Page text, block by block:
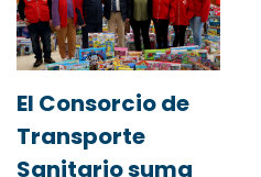
El Consorcio de
Transporte
Sanitario suma